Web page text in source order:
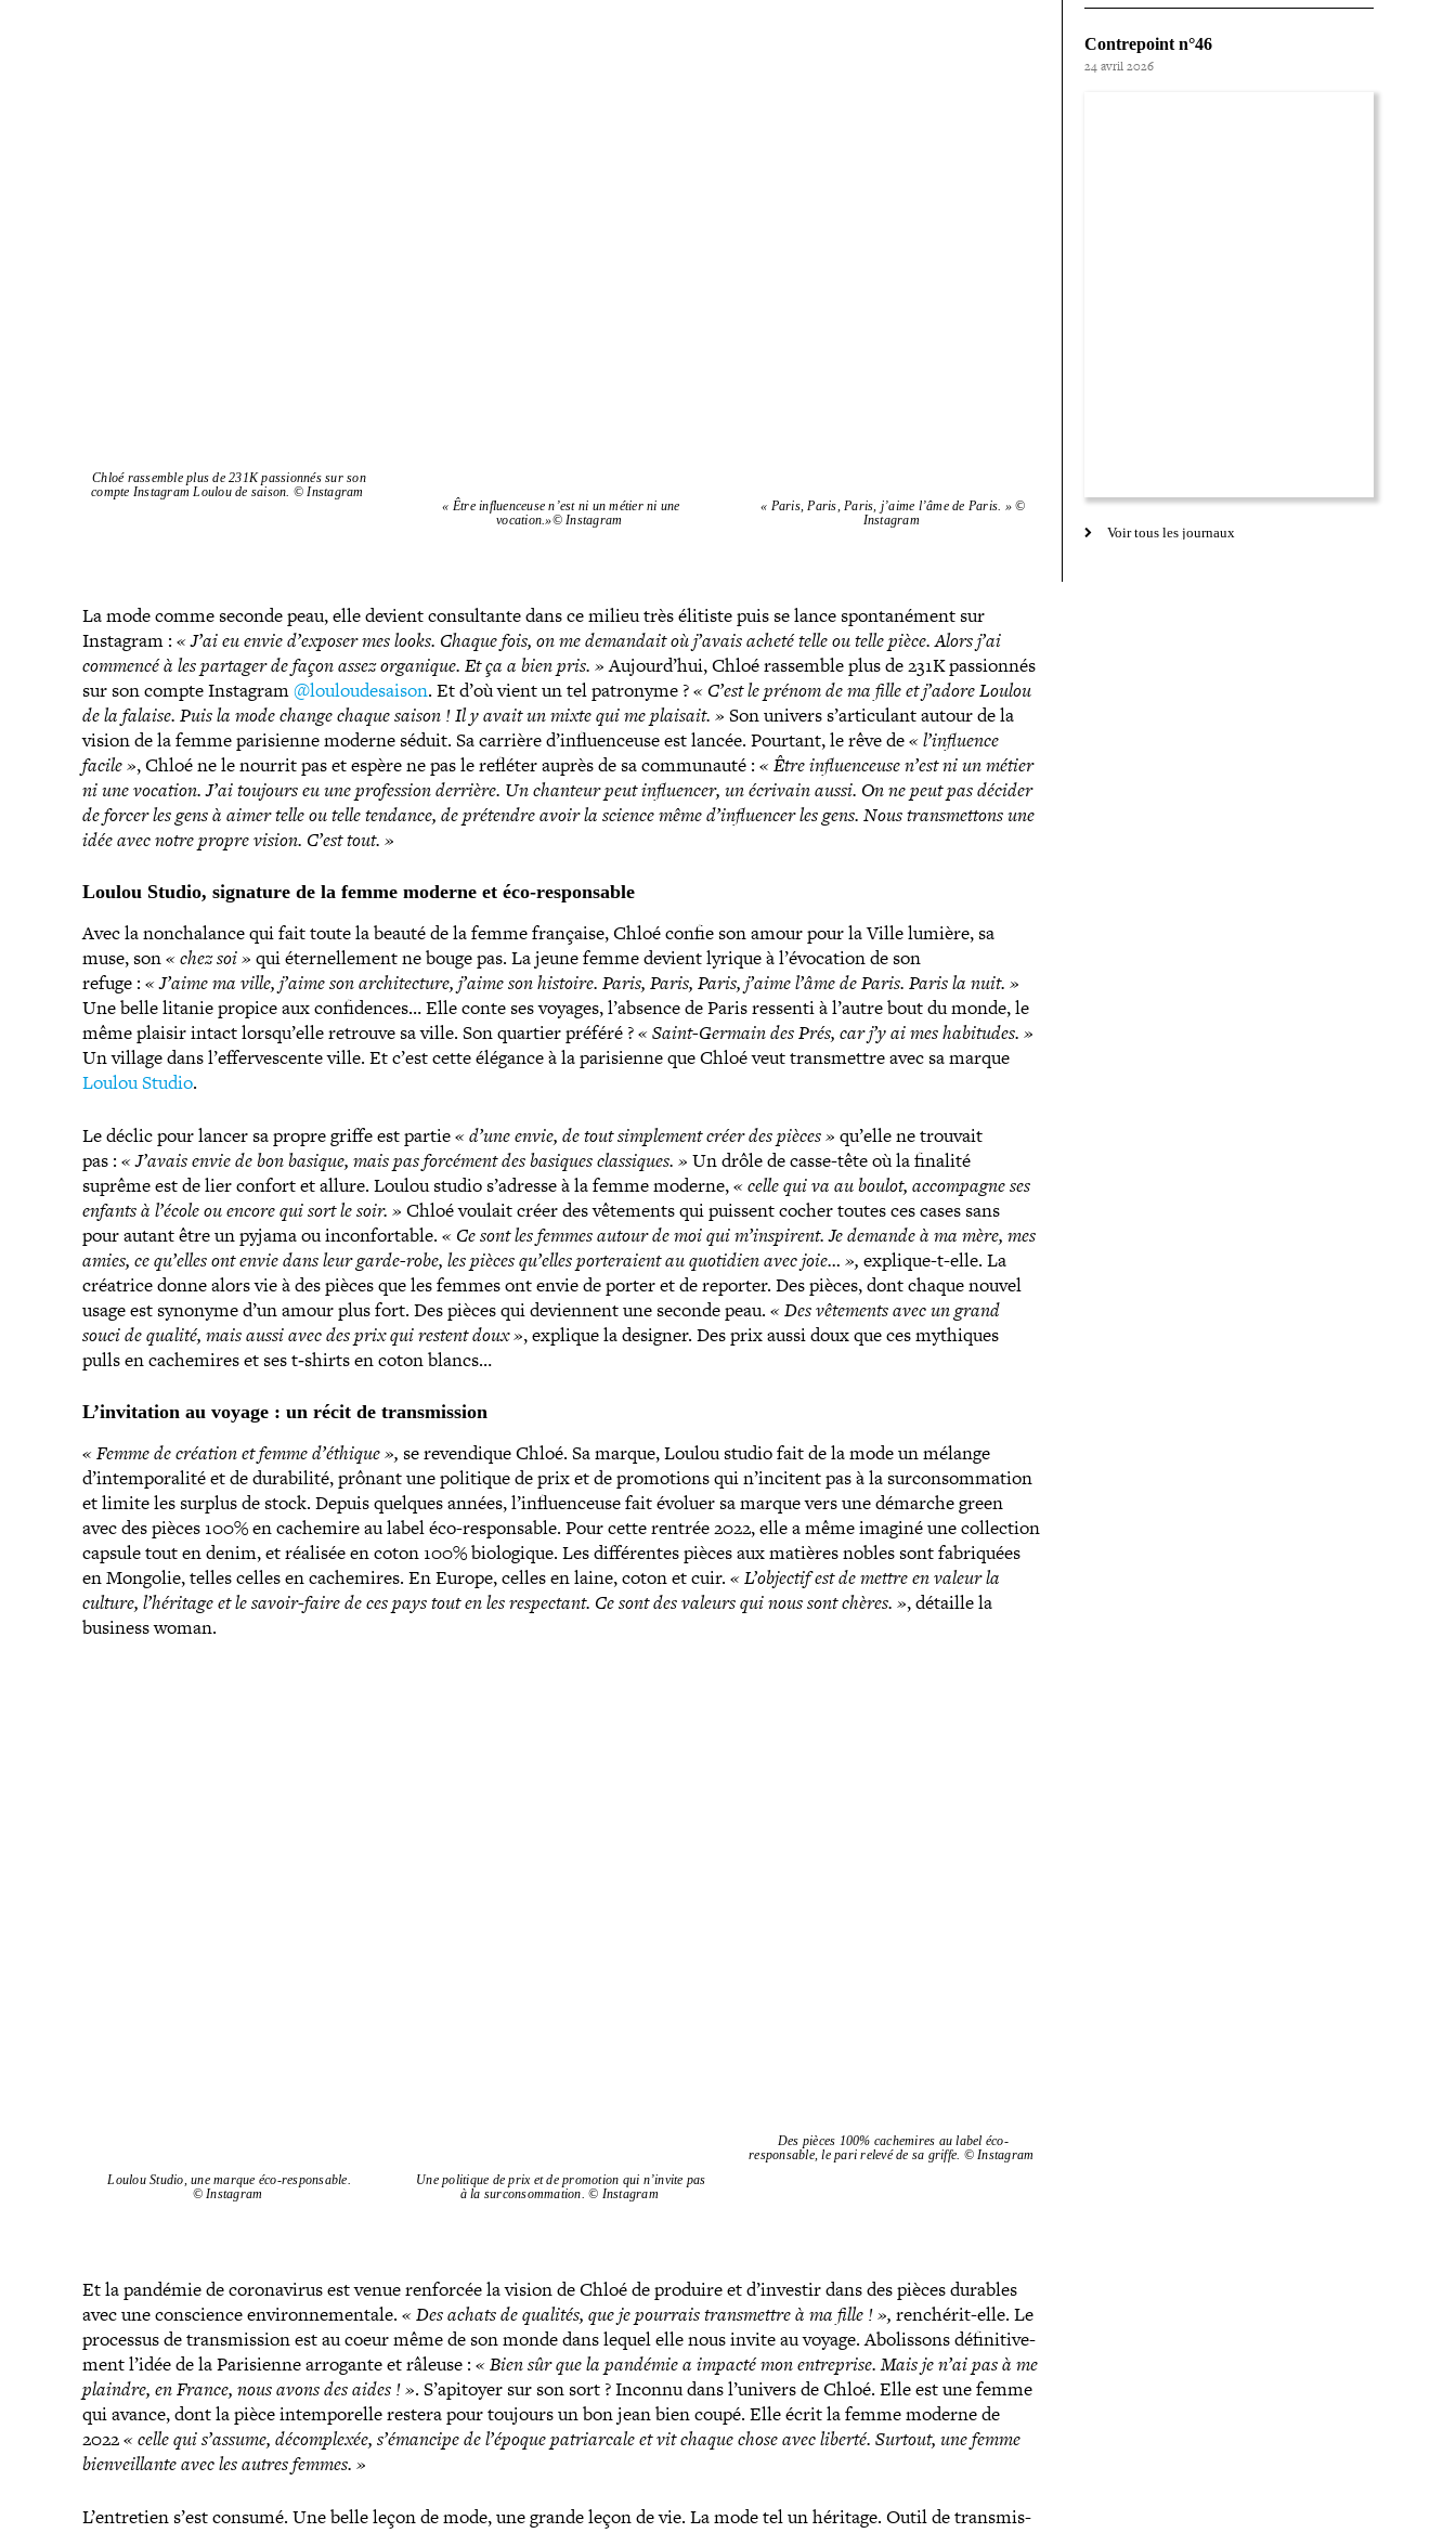
Chloé rassemble plus de 231K pas­sion­nés sur son
compte Instagram Loulou de saison. © Instagram
« Être influen­ceuse n’est ni un métier ni une
vocation.»© Instagram
« Paris, Paris, Paris, j’aime l’âme de Paris. » ©
Instagram
La mode comme seconde peau, elle devient consul­tante dans ce milieu très élitiste puis se lance spon­ta­né­ment sur
Instagram : « J’ai eu envie d’exposer mes looks. Chaque fois, on me demandait où j’avais acheté telle ou telle pièce. Alors j’ai
commencé à les partager de façon assez organique. Et ça a bien pris. »Aujourd’hui, Chloé rassemble plus de 231K pas­sion­nés
sur son compte Instagram@louloudesaison. Et d’où vient un tel patronyme ?« C’est le prénom de ma fille et j’adore Loulou
de la falaise. Puis la mode change chaque saison ! Il y avait un mixte qui me plaisait. » Son univers s’articulant autour de la
vision de la femme pari­sienne moderne séduit. Sa carrière d’influenceuse est lancée. Pourtant, le rêve de« l’influence
facile », Chloé ne le nourrit pas et espère ne pas le refléter auprès de sa com­mu­nauté : « Être influen­ceuse n’est ni un métier
ni une vocation. J’ai toujours eu une pro­fes­sion derrière. Un chanteur peut influen­cer, un écrivain aussi. On ne peut pas décider
de forcer les gens à aimer telle ou telle tendance, de prétendre avoir la science même d’influencer les gens. Nous trans­met­tons une
idée avec notre propre vision. C’est tout. »
Loulou Studio, signature de la femme moderne et éco-responsable
Avec la non­cha­lance qui fait toute la beauté de la femme française, Chloé confie son amour pour la Ville lumière, sa
muse, son« chez soi » qui éter­nel­le­ment ne bouge pas. La jeune femme devient lyrique à l’évocation de son
refuge : « J’aime ma ville, j’aime son archi­tec­ture, j’aime son histoire. Paris, Paris, Paris, j’aime l’âme de Paris. Paris la nuit. »
Une belle litanie propice aux confi­dences… Elle conte ses voyages, l’absence de Paris ressenti à l’autre bout du monde, le
même plaisir intact lorsqu’elle retrouve sa ville. Son quartier préféré ?« Saint-​Germain des Prés, car j’y ai mes habitudes. »
Un village dans l’effervescente ville. Et c’est cette élégance à la pari­sienne que Chloé veut trans­mettre avec sa marque
Loulou Studio.
Le déclic pour lancer sa propre griffe est partie« d’une envie, de tout sim­ple­ment créer des pièces » qu’elle ne trouvait
pas : « J’avais envie de bon basique, mais pas forcément des basiques clas­siques. » Un drôle de casse-​tête où la finalité
suprême est de lier confort et allure. Loulou studio s’adresse à la femme moderne,« celle qui va au boulot, accom­pagne ses
enfants à l’école ou encore qui sort le soir. » Chloé voulait créer des vêtements qui puissent cocher toutes ces cases sans
pour autant être un pyjama ou incon­for­table. « Ce sont les femmes autour de moi qui m’inspirent. Je demande à ma mère, mes
amies, ce qu’elles ont envie dans leur garde-​robe, les pièces qu’elles por­te­raient au quotidien avec joie… », explique-​t-​elle. La
créatrice donne alors vie à des pièces que les femmes ont envie de porter et de reporter. Des pièces, dont chaque nouvel
usage est synonyme d’un amour plus fort. Des pièces qui deviennent une seconde peau. « Des vêtements avec un grand
souci de qualité, mais aussi avec des prix qui restent doux », explique la designer. Des prix aussi doux que ces mythiques
pulls en cache­mires et ses t‑shirts en coton blancs…
L’invitation au voyage : un récit de transmission
« Femme de création et femme d’éthique », se reven­dique Chloé. Sa marque, Loulou studio fait de la mode un mélange
d’intemporalité et de dura­bi­lité, prônant une politique de prix et de pro­mo­tions qui n’incitent pas à la sur­con­som­ma­tion
et limite les surplus de stock. Depuis quelques années, l’in­fluen­ceuse fait évoluer sa marque vers une démarche green
avec des pièces 100% en cachemire au label éco-​responsable. Pour cette rentrée 2022, elle a même imaginé une col­lec­tion
capsule tout en denim, et réalisée en coton 100% bio­lo­gique. Les dif­fé­rentes pièces aux matières nobles sont fabri­quées
en Mongolie, telles celles en cache­mires. En Europe, celles en laine, coton et cuir. « L’objectif est de mettre en valeur la
culture, l’héritage et le savoir-​faire de ces pays tout en les res­pec­tant. Ce sont des valeurs qui nous sont chères. », détaille la
business woman.
Loulou Studio, une marque éco-​responsable.
© Instagram
Une politique de prix et de promotion qui n’invite pas
à la sur­con­som­ma­tion. © Instagram
Des pièces 100% cache­mires au label éco-​
responsable, le pari relevé de sa griffe. © Instagram
Et la pandémie de coro­na­vi­rus est venue renforcée la vision de Chloé de produire et d’investir dans des pièces durables
avec une conscience envi­ron­ne­men­tale. « Des achats de qualités, que je pourrais trans­mettre à ma fille ! », renchérit-​elle. Le
processus de trans­mis­sion est au coeur même de son monde dans lequel elle nous invite au voyage. Abolissons défi­ni­ti­ve­
ment l’idée de la Parisienne arrogante et râleuse : « Bien sûr que la pandémie a impacté mon entre­prise. Mais je n’ai pas à me
plaindre, en France, nous avons des aides ! ». S’apitoyer sur son sort ? Inconnu dans l’univers de Chloé. Elle est une femme
qui avance, dont la pièce intem­po­relle restera pour toujours un bon jean bien coupé. Elle écrit la femme moderne de
2022« celle qui s’assume, décom­plexée, s’émancipe de l’époque patriar­cale et vit chaque chose avec liberté. Surtout, une femme
bien­veillante avec les autres femmes. »
L’entretien s’est consumé. Une belle leçon de mode, une grande leçon de vie. La mode tel un héritage. Outil de trans­mis­
Contrepoint n°46
24 avril 2026
Voir tous les journaux